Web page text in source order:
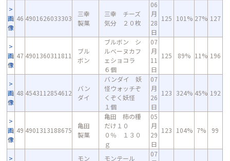
画
像
46 4901626033303
三幸
製菓
三幸 チーズ
気分 ２０枚
06
月
28
日
125 101% 27% 127
画
像
47 4901360311811
ブル
ボン
ブルボン シ
ルべーヌカフ
ェショコラ
６個
07
月
11
日
125 89% 11% 196
画
像
48 4543112854612
バン
ダイ
バンダイ 妖
怪ウォッチぞ
くぞく妖怪
１個
07
月
26
日
123 324% 45% 192
画
像
49 4901313188675
亀田
製菓
亀田 柿の種
だけ１０
０％ １３０
ｇ
05
月
29
日
123 104% 7% 99
モン
モンテール
07